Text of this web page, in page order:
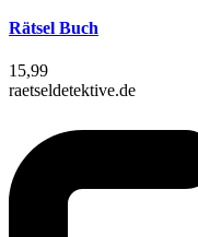
Rätsel Buch
15,99
raetseldetektive.de